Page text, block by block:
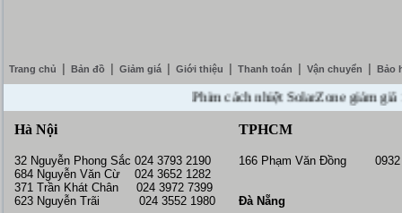
Trang chủ Bản đồ Giảm giá Giới thiệu Thanh toán Vận chuyển Bảo
Phim cách nhiệt SolarZone giảm giá
Hà Nội
32 Nguyễn Phong Sắc 024 3793 2190
684 Nguyễn Văn Cừ 024 3652 1282
371 Trần Khát Chân 024 3972 7399
623 Nguyễn Trãi 024 3552 1980
TPHCM
166 Phạm Văn Đồng 0932
Đà Nẵng